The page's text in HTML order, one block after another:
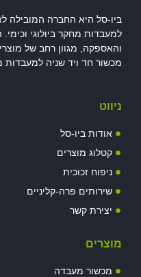
ביו-סל היא החברה המובילה
למעבדות מחקר ביולוגי
והאספקה, מגוון רחב של
מכשור חד ויד שניה למעבדות
ניווט
אודות ביו-סל
קטלוג מוצרים
ניפוח זכוכית
שירותים פרה-קליניים
יצירת קשר
מוצרים
מכשור מעבדה